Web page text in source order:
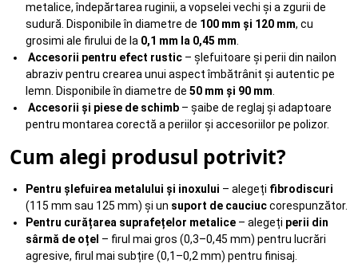
metalice, îndepărtarea ruginii, a vopselei vechi și a zgurii de
sudură. Disponibile în diametre de 100 mm și 120 mm, cu
grosimi ale firului de la 0,1 mm la 0,45 mm
Accesorii pentru efect rustic – șlefuitoare și perii din nailon
abraziv pentru crearea unui aspect îmbătrânit și autentic pe
lemn. Disponibile în diametre de 50 mm și 90 mm
Accesorii și piese de schimb – șaibe de reglaj și adaptoare
pentru montarea corectă a periilor și accesoriilor pe polizor.
Cum alegi produsul potrivit?
Pentru șlefuirea metalului și inoxului – alegeți fibrodiscuri
(115 mm sau 125 mm) și un suport de cauciuccorespunzător.
Pentru curățarea suprafețelor metalice – alegeți perii din
sârmă de oțel – firul mai gros (0,3–0,45 mm) pentru lucrări
agresive, firul mai subțire (0,1–0,2 mm) pentru finisaj.